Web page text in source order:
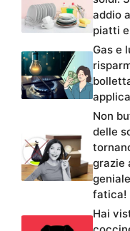
addio
piatti
Gas e
Non
delle
grazie
fatica!
Hai